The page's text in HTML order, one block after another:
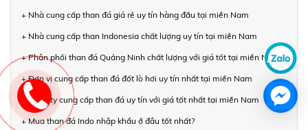
+ Nhà cung cấp than đá giá rẻ uy tín hàng đầu tại miền Nam
+ Nhà cung cấp than Indonesia chất lượng uy tín tại miền Nam
+ Phân phối than đá Quảng Ninh chất lượng với giá tốt tại miền Nam
+ Đơn vị cung cấp than đá đốt lò hơi uy tín nhất tại miền Nam
+ Công ty cung cấp than đá uy tín với giá tốt nhất tại miền Nam
+ Mua than đá Indo nhập khẩu ở đâu tốt nhất?